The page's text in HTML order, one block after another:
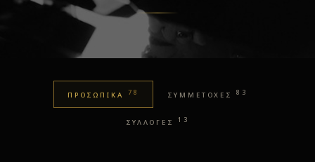
ΠΡΟΣΩΠΙΚΑ 78 ΣΥΜΜΕΤΟΧΕΣ 83
ΣΥΛΛΟΓΕΣ 13